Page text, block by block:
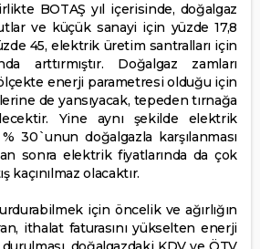
BOTAŞ yıl içerisinde, doğalgaz
ve küçük sanayi için yüzde 17,8
45, elektrik üretim santralları için
arttırmıştır. Doğalgaz zamları
enerji parametresi olduğu için
de yansıyacak, tepeden tırnağa
Yine aynı şekilde elektrik
30`unun doğalgazla karşılanması
sonra elektrik fiyatlarında da çok
kaçınılmaz olacaktır.
için öncelik ve ağırlığın
ithalat faturasını yükselten enerji